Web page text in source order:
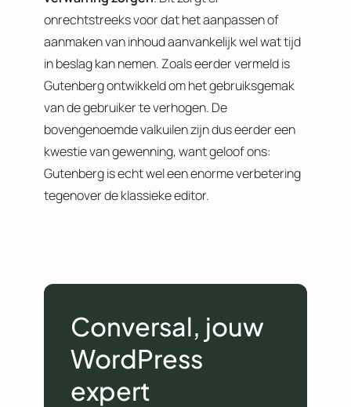
onrechtstreeks voor dat het aanpassen of
aanmaken van inhoud aanvankelijk wel wat tijd
in beslag kan nemen. Zoals eerder vermeld is
Gutenberg ontwikkeld om het gebruiksgemak
van de gebruiker te verhogen. De
bovengenoemde valkuilen zijn dus eerder een
kwestie van gewenning, want geloof ons:
Gutenberg is echt wel een enorme verbetering
tegenover de klassieke editor.
Conversal, jouw
WordPress
expert